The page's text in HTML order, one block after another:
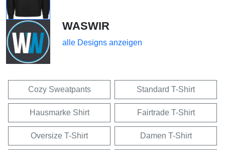
WASWIR
alle Designs anzeigen
Cozy Sweatpants Standard T-Shirt
Hausmarke Shirt Fairtrade T-Shirt
Oversize T-Shirt Damen T-Shirt